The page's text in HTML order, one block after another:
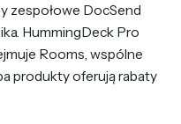
zespołowe DocSend
HummingDeck Pro
Rooms, wspólne
produkty oferują rabaty